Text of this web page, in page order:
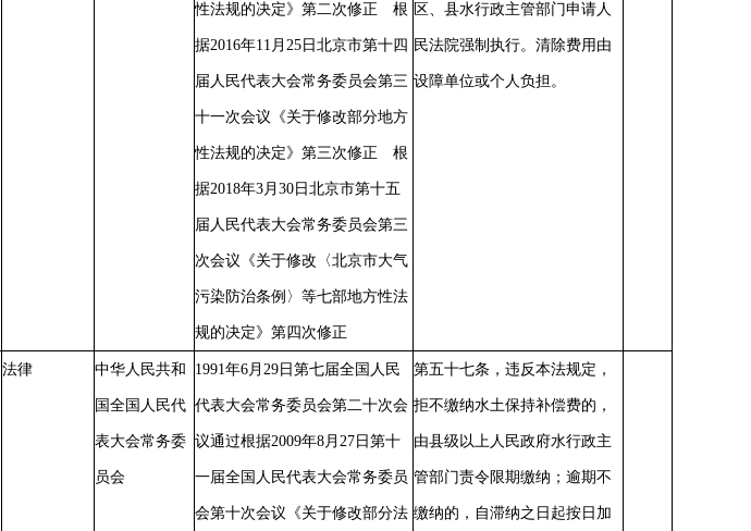
性法规的决定》第二次修正 根
据2016年11月25日北京市第十四
届人民代表大会常务委员会第三
十一次会议《关于修改部分地方
性法规的决定》第三次修正 根
据2018年3月30日北京市第十五
届人民代表大会常务委员会第三
次会议《关于修改〈北京市大气
污染防治条例〉等七部地方性法
规的决定》第四次修正
区、县水行政主管部门申请人
民法院强制执行。清除费用由
设障单位或个人负担。
法律 中华人民共和
国全国人民代
表大会常务委
员会
1991年6月29日第七届全国人民
代表大会常务委员会第二十次会
议通过根据2009年8月27日第十
一届全国人民代表大会常务委员
会第十次会议《关于修改部分法
第五十七条，违反本法规定，
拒不缴纳水土保持补偿费的，
由县级以上人民政府水行政主
管部门责令限期缴纳；逾期不
缴纳的，自滞纳之日起按日加